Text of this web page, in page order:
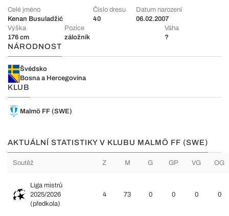
Celé jméno
Kenan Busuladžić
Číslo dresu
40
Datum narození
06.02.2007
Výška
176 cm
Pozice
záložník
Váha
?
NÁRODNOST
Švédsko
Bosna a Hercegovina
KLUB
Malmö FF (SWE)
AKTUÁLNÍ STATISTIKY V KLUBU MALMÖ FF (SWE)
Soutěž Z M G GP VG OG
Liga mistrů
2025/2026
(předkola)
4 73 0 0 0 0